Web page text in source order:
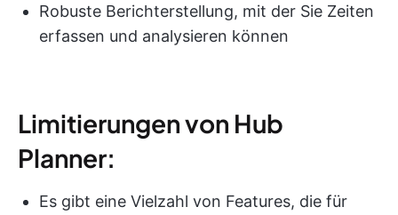
Robuste Berichterstellung, mit der Sie Zeiten
erfassen und analysieren können
Limitierungen von Hub
Planner:
Es gibt eine Vielzahl von Features, die für